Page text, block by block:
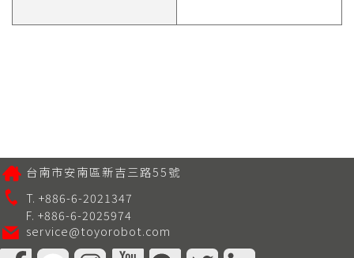
台南市安南區新吉三路55號
T. +886-6-2021347
F. +886-6-2025974
service@toyorobot.com